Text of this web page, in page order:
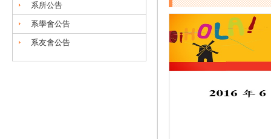
系所公告
系學會公告
系友會公告